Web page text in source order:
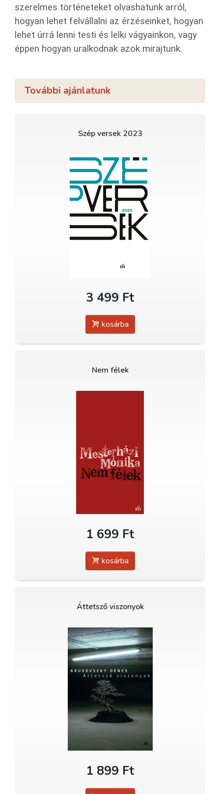
szerelmes történeteket olvashatunk arról,
hogyan lehet felvállalni az érzéseinket, hogyan
lehet úrrá lenni testi és lelki vágyainkon, vagy
éppen hogyan uralkodnak azok mirajtunk.
További ajánlatunk
Szép versek 2023
3 499 Ft
kosárba
Nem félek
1 699 Ft
kosárba
Áttetsző viszonyok
1 899 Ft